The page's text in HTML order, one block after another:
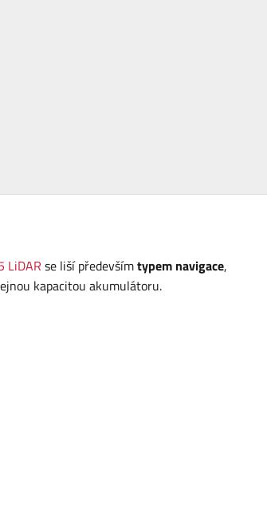
LiDAR se liší předevšímtypem navigace,
kapacitou akumulátoru.